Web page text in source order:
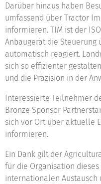
Darüber hinaus haben
umfassend über Tractor
informieren. TIM ist der
Anbaugerät die
automatisch reagiert.
sich so effizienter
und die Präzision in der
Interessierte Teilnehmer
Bronze Sponsor
sich vor Ort über aktuelle
informieren.
Ein Dank gilt der
für die Organisation
internationalen